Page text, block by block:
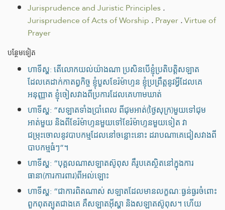
Jurisprudence and Juristic Principles.
Jurisprudence of Acts of Worship .Prayer.Virtue of
Prayer
បន្ថែមទៀត
ហាទីស្ហ: តើលោកយល់យ៉ាងណា ប្រសិនបើខ្ញុំប្រតិបត្តិសឡាត
ដែលគេដាក់កាតព្វកិច្ច ខ្ញុំបួសខែរ៉ម៉ាហ្ទន ខ្ញុំប្រព្រឹត្តនូវអ្វីដែលគេ
អនុញ្ញាត ខ្ញុំចៀសវាងពីប្រការដែលគេហាមឃាត់
ហាទីស្ហ: “សឡាតទាំងប្រាំពេល ពីជុមអាត់(ថ្ងៃសុក្រ)មួយទៅជុម
អាត់មួយ និងពីខែរ៉ម៉ាហ្ទនមួយទៅខែរ៉ម៉ាហ្ទនមួយទៀត វា
ជម្រុះចោលនូវបាបកម្មដែលនៅចន្លោះនោះ ដរាបណាគេជៀសវាងពី
បាបកម្មធំៗ”។
ហាទីស្ហ: “បុគ្គលណាសឡាតស៊ូពុស គឺរូបគេស្ថិតនៅក្នុងការ
ធានា(ការការពារ)ពីអល់ឡោះ
ហាទីស្ហ: “ជាការពិតណាស់ សឡាតដែលមានលក្ខណៈធ្ងន់ធ្ងរចំពោះ
ពួកពុតត្បុតជាងគេ គឺសឡាតអ៊ីស្ហា និងសឡាតស៊ូពុស។ ហើយ